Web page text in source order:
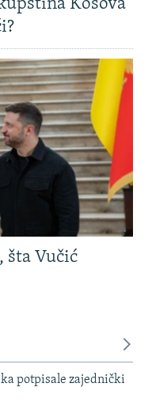
Kosova
šta Vučić
potpisale zajednički